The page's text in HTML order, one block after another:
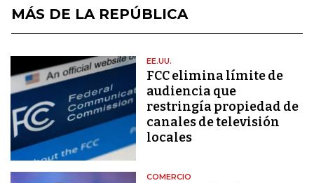
MÁS DE LA REPÚBLICA
EE.UU.
FCC elimina límite de
audiencia que
restringía propiedad de
canales de televisión
locales
COMERCIO